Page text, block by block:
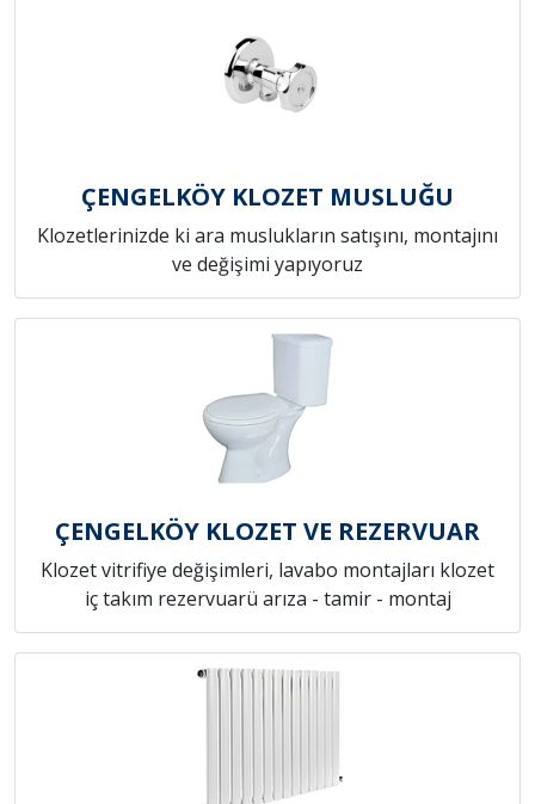
ÇENGELKÖY KLOZET MUSLUĞU
Klozetlerinizde ki ara muslukların satışını, montajını
ve değişimi yapıyoruz
ÇENGELKÖY KLOZET VE REZERVUAR
Klozet vitrifiye değişimleri, lavabo montajları klozet
iç takım rezervuarü arıza - tamir - montaj